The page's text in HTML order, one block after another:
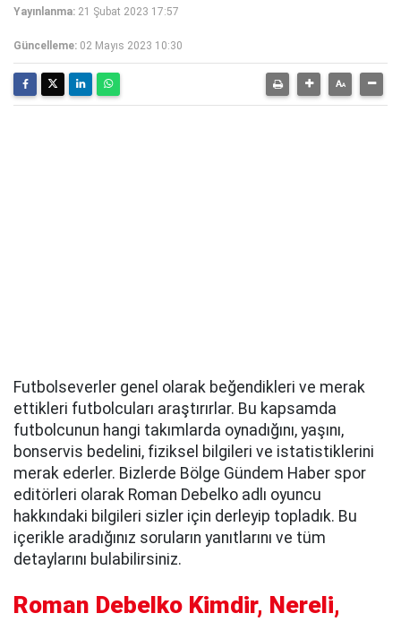
Yayınlanma: 21 Şubat 2023 17:57
Güncelleme: 02 Mayıs 2023 10:30
Futbolseverler genel olarak beğendikleri ve merak
ettikleri futbolcuları araştırırlar. Bu kapsamda
futbolcunun hangi takımlarda oynadığını, yaşını,
bonservis bedelini, fiziksel bilgileri ve istatistiklerini
merak ederler. Bizlerde Bölge Gündem Haber spor
editörleri olarak Roman Debelko adlı oyuncu
hakkındaki bilgileri sizler için derleyip topladık. Bu
içerikle aradığınız soruların yanıtlarını ve tüm
detaylarını bulabilirsiniz.
Roman Debelko Kimdir, Nereli,